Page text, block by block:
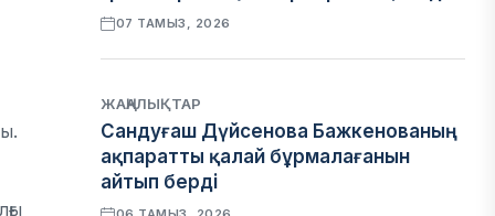
07 ТАМЫЗ, 2026
ЖАҢАЛЫҚТАР
Сандуғаш Дүйсенова Бажкенованың
ақпаратты қалай бұрмалағанын
айтып берді